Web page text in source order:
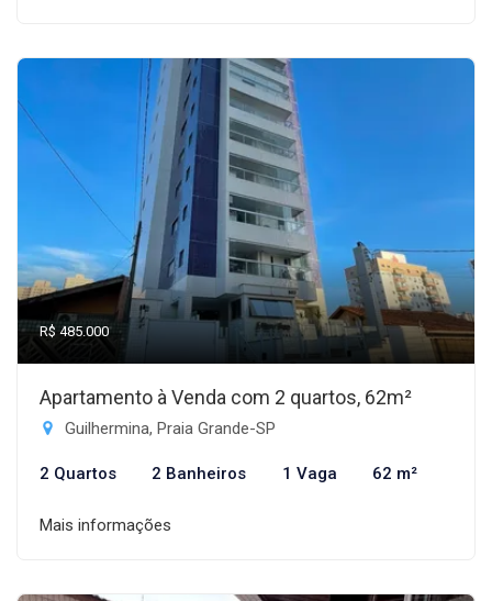
R$ 485.000
Apartamento à Venda com 2 quartos, 62m²
Guilhermina, Praia Grande-SP
2 Quartos 2 Banheiros 1 Vaga 62 m²
Mais informações